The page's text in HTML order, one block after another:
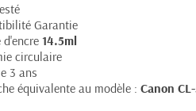
Garantie
14.5ml
circulaire
3 ans
équivalente au modèle : Canon